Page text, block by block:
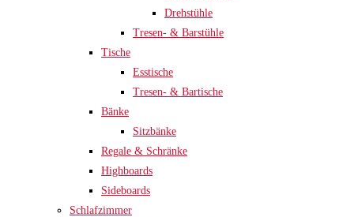
Drehstühle
Tresen- & Barstühle
Tische
Esstische
Tresen- & Bartische
Bänke
Sitzbänke
Regale & Schränke
Highboards
Sideboards
Schlafzimmer